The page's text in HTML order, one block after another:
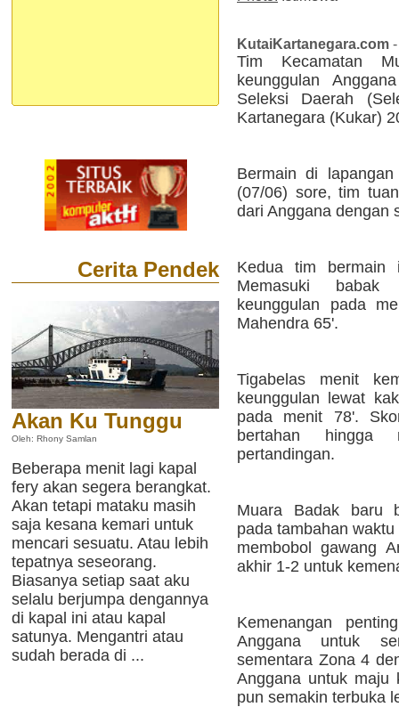
Cerita Pendek
Akan Ku Tunggu
Oleh: Rhony Samlan
Beberapa menit lagi kapal
fery akan segera berangkat.
Akan tetapi mataku masih
saja kesana kemari untuk
mencari sesuatu. Atau lebih
tepatnya seseorang.
Biasanya setiap saat aku
selalu berjumpa dengannya
di kapal ini atau kapal
satunya. Mengantri atau
sudah berada di ...
KutaiKartanegara.com
Tim Kecamatan
keunggulan
Seleksi Daerah
Kartanegara (Kukar)
Bermain di
(07/06) sore, tim
dari Anggana dengan
Kedua tim bermain
Memasuki babak
keunggulan pada
Mahendra 65'.
Tigabelas menit
keunggulan lewat
pada menit 78'.
bertahan hingga
pertandingan.
Muara Badak baru
pada tambahan
membobol gawang
akhir 1-2 untuk
Kemenangan
Anggana untuk
sementara Zona 4
Anggana untuk maju
pun semakin terbuka